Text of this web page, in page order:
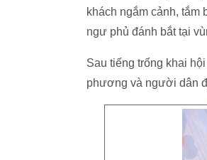
khách ngắm cảnh,
ngư phủ đánh bắt tại
Sau tiếng trống khai
phương và người dân